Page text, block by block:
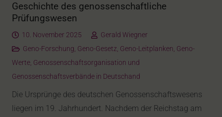
Geschichte des genossenschaftliche
Prüfungswesen
10. November 2025
Gerald Wiegner
Geno-Forschung, Geno-Gesetz, Geno-Leitplanken, Geno-
Werte, Genossenschaftsorganisation und
Genossenschaftsverbände in Deutschand
Die Ursprünge des deutschen Genossenschaftswesens
liegen im 19. Jahrhundert. Nachdem der Reichstag am